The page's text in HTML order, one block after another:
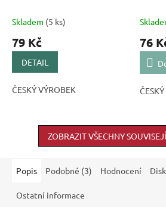
Skladem (5 ks)
79 Kč
DETAIL
ČESKÝ VÝROBEK
76
ZOBRAZIT VŠECHNY
Popis Podobné (3) Hodnocení
Ostatní informace